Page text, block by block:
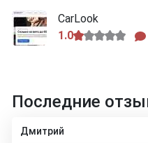
CarLook
1.0
Последние
Дмитрий